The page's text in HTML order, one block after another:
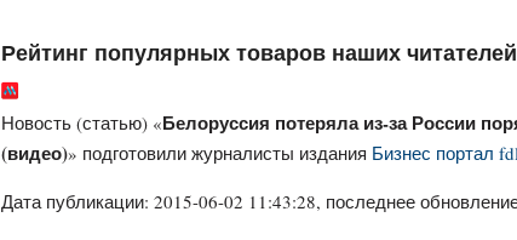
Рейтинг популярных товаров наших читателей
Новость (статью) «Белоруссия потеряла из-за России
(видео)» подготовили журналисты издания Бизнес портал
Дата публикации: 2015-06-02 11:43:28, последнее